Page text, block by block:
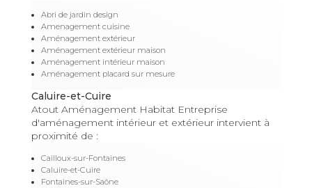
Abri de jardin design
Amenagement cuisine
Aménagement extérieur
Aménagement extérieur maison
Aménagement intérieur maison
Aménagement placard sur mesure
Caluire-et-Cuire
Atout Aménagement Habitat Entreprise
d'aménagement intérieur et extérieur intervient à
proximité de :
Cailloux-sur-Fontaines
Caluire-et-Cuire
Fontaines-sur-Saône